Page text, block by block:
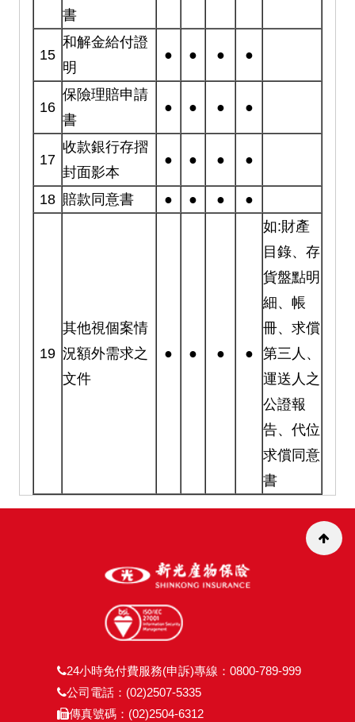
書
15
和解金給付證
明
● ● ● ●
16
保險理賠申請
書
● ● ● ●
17
收款銀行存摺
封面影本
● ● ● ●
18 賠款同意書 ● ● ● ●
19
其他視個案情
況額外需求之
文件
● ● ● ●
如:財產
目錄、存
貨盤點明
細、帳
冊、求償
第三人、
運送人之
公證報
告、代位
求償同意
書
24小時免付費服務(申訴)專線：0800-789-999
公司電話：(02)2507-5335
傳真號碼：(02)2504-6312